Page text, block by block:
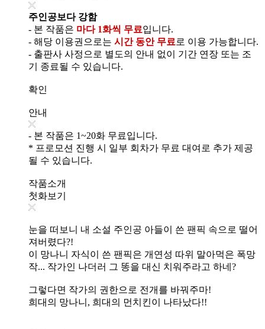
주인공보다 강함
- 본 작품은 마다 1화씩 무료입니다.
- 해당 이용권으로는 시간 동안 무료 로 이용 가능합니다.
- 출판사 사정으로 별도의 안내 없이 기간 연장 또는 조
기 종료될 수 있습니다.
확인
안내
- 본 작품은 1~20화 무료입니다.
* 프로모션 진행 시 일부 회차가 무료 대여로 추가 제공
될 수 있습니다.
작품소개
첫화보기
눈을 떠보니 내 소설 주인공 아들이 쓴 팬픽 속으로 떨어
져버렸다?!
이 망나니 자식이 쓴 팬픽은 개연성 따위 말아먹은 폭망
작... 작가인 나더러 그 똥을 대신 치워주라고 하네?
그렇다면 작가의 권한으로 전개를 바꿔주마!
희대의 망나니, 희대의 먼치킨이 나타났다!!